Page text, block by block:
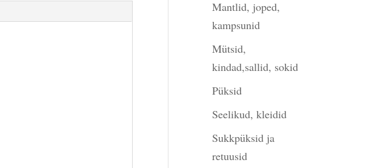
Mantlid, joped,
kampsunid
Mütsid,
kindad,sallid, sokid
Püksid
Seelikud, kleidid
Sukkpüksid ja
retuusid